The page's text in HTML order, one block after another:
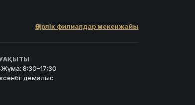
Өңірлік филиалдар мекенжайы
8:30–17:30
демалыс